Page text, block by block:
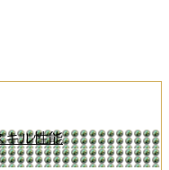
キル性能